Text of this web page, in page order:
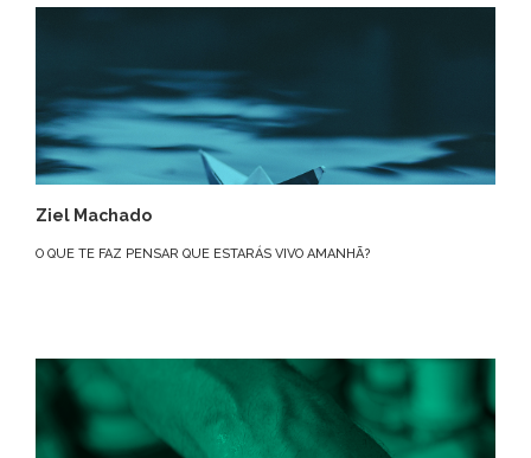
Ziel Machado
O QUE TE FAZ PENSAR QUE ESTARÁS VIVO AMANHÃ?